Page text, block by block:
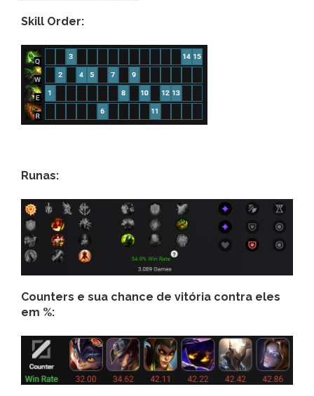
Skill Order:
Runas:
Counters e sua chance de vitória contra eles
em %: